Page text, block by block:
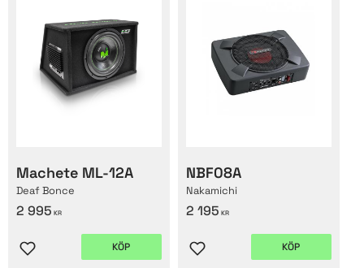
Machete ML-12A
Deaf Bonce
2 995 KR
Lägg till i favoriter
KÖP
NBF08A
Nakamichi
2 195 KR
Lägg till i favoriter
KÖP